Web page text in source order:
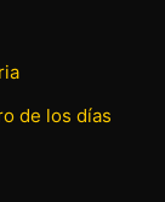
de los días